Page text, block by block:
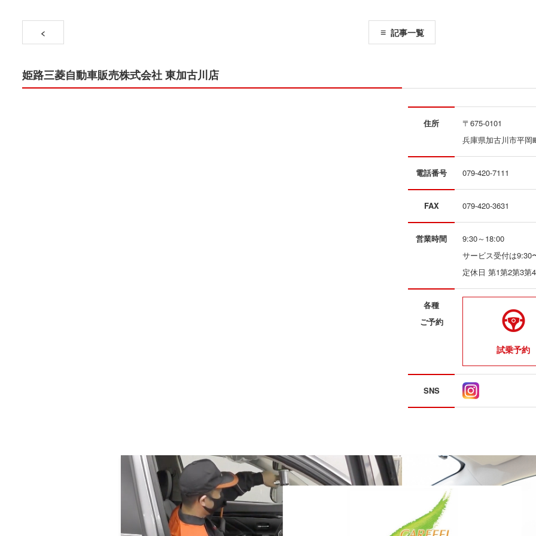
< 記事一覧
姫路三菱自動車販売株式会社 東加古川店
住所
〒675-0101
兵庫県加古川市平岡
電話番号 079-420-7111
FAX 079-420-3631
営業時間
9:30～18:00
サービス受付は9:30
定休日 第1第2第3第
各種
ご予約
試乗予約
SNS